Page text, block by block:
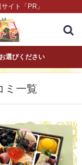
イト「PR」
選びください
ミ一覧